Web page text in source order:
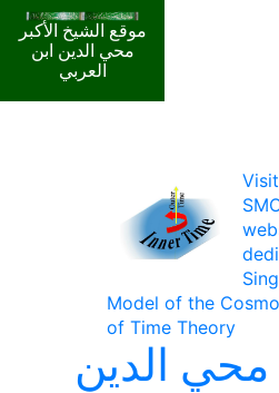
موقع الشيخ الأكبر
محي الدين ابن
العربي
Model of the
of Time Theory
محي الدين